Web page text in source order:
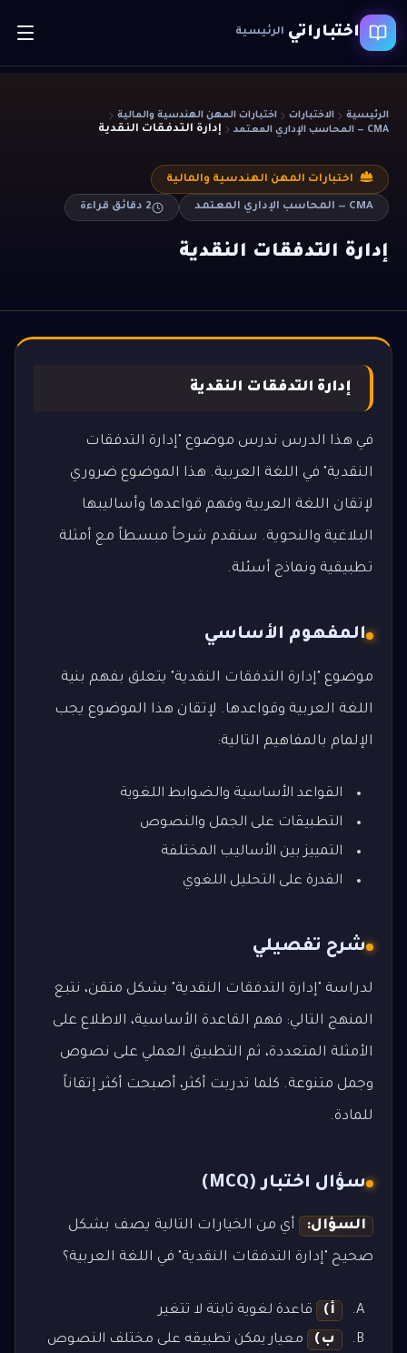
اختباراتي الرئيسية
الرئيسية الاختبارات
اختبارات المهن الهندسية والمالية
CMA — المحاسب الإداري المعتمد
إدارة التدفقات النقدية
اختبارات المهن الهندسية والمالية
CMA — المحاسب الإداري المعتمد 2 دقائق قراءة
إدارة التدفقات النقدية
إدارة التدفقات النقدية
في هذا الدرس ندرس موضوع "إدارة التدفقات
النقدية" في اللغة العربية. هذا الموضوع ضروري
لإتقان اللغة العربية وفهم قواعدها وأساليبها
البلاغية والنحوية. سنقدم شرحاً مبسطاً مع أمثلة
تطبيقية ونماذج أسئلة.
المفهوم الأساسي
موضوع "إدارة التدفقات النقدية" يتعلق بفهم بنية
اللغة العربية وقواعدها. لإتقان هذا الموضوع يجب
الإلمام بالمفاهيم التالية:
القواعد الأساسية والضوابط اللغوية
التطبيقات على الجمل والنصوص
التمييز بين الأساليب المختلفة
القدرة على التحليل اللغوي
شرح تفصيلي
لدراسة "إدارة التدفقات النقدية" بشكل متقن، نتبع
المنهج التالي: فهم القاعدة الأساسية، الاطلاع على
الأمثلة المتعددة، ثم التطبيق العملي على نصوص
وجمل متنوعة. كلما تدربت أكثر، أصبحت أكثر إتقاناً
للمادة.
سؤال اختبار (MCQ)
السؤال: أي من الخيارات التالية يصف بشكل
صحيح "إدارة التدفقات النقدية" في اللغة العربية؟
أ)
قاعدة لغوية ثابتة لا تتغير
ب)
معيار يمكن تطبيقه على مختلف النصوص